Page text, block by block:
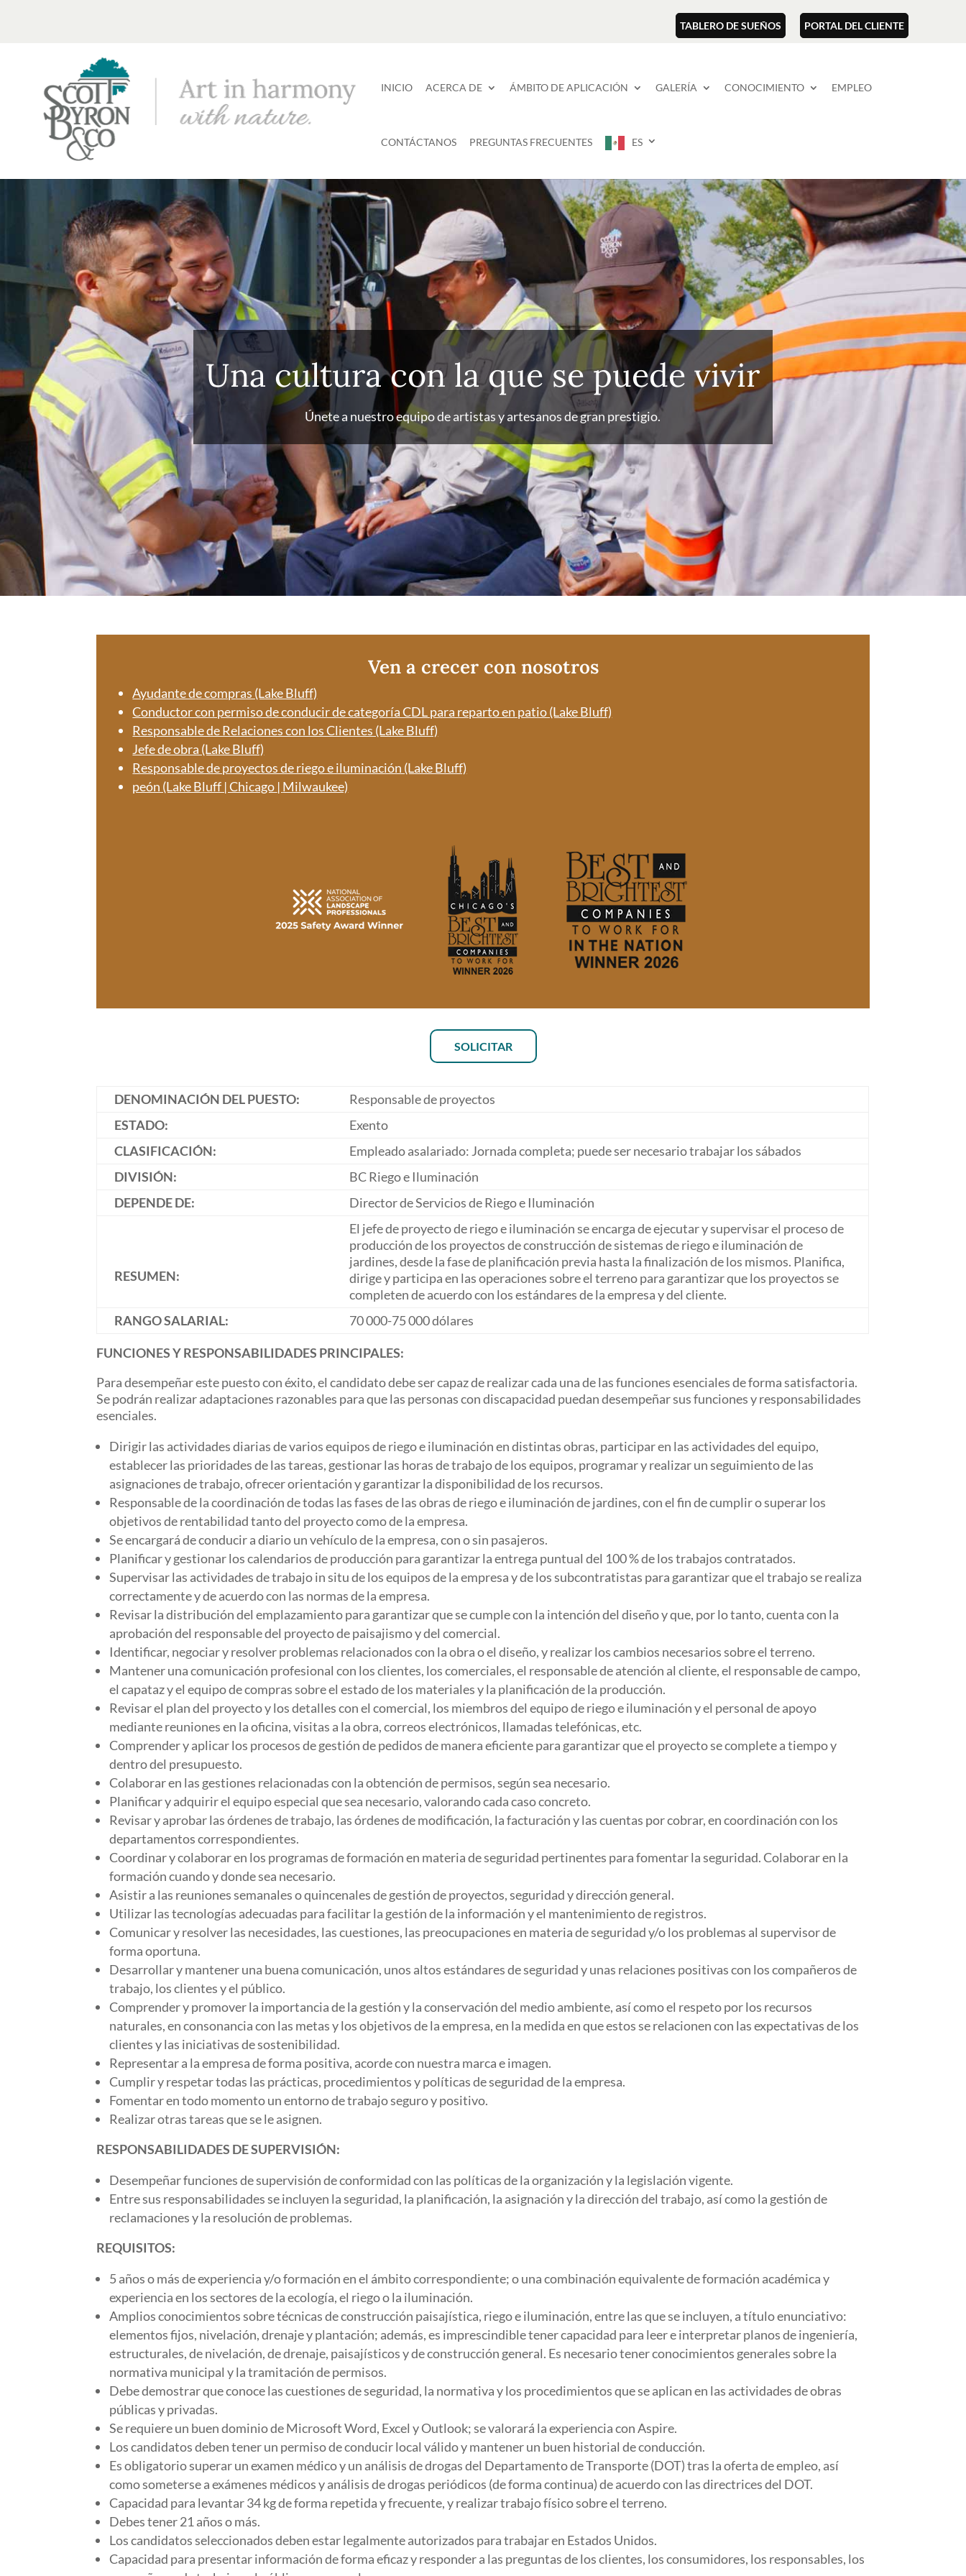
TABLERO DE SUEÑOS PORTAL DEL CLIENTE
INICIO ACERCA DE ÁMBITO DE APLICACIÓN GALERÍA CONOCIMIENTO EMPLEO
CONTÁCTANOS PREGUNTAS FRECUENTES ES
Una cultura con la que se puede vivir
Únete a nuestro equipo de artistas y artesanos de gran prestigio.
Ven a crecer con nosotros
Ayudante de compras (Lake Bluff)
Conductor con permiso de conducir de categoría CDL para reparto en patio (Lake Bluff)
Responsable de Relaciones con los Clientes (Lake Bluff)
Jefe de obra (Lake Bluff)
Responsable de proyectos de riego e iluminación (Lake Bluff)
peón (Lake Bluff | Chicago | Milwaukee)
SOLICITAR
DENOMINACIÓN DEL PUESTO:
Responsable de proyectos
ESTADO:
Exento
CLASIFICACIÓN:
Empleado asalariado: Jornada completa; puede ser necesario trabajar los sábados
DIVISIÓN:
BC Riego e Iluminación
DEPENDE DE:
Director de Servicios de Riego e Iluminación
RESUMEN:
El jefe de proyecto de riego e iluminación se encarga de ejecutar y supervisar el proceso de
producción de los proyectos de construcción de sistemas de riego e iluminación de
jardines, desde la fase de planificación previa hasta la finalización de los mismos. Planifica,
dirige y participa en las operaciones sobre el terreno para garantizar que los proyectos se
completen de acuerdo con los estándares de la empresa y del cliente.
RANGO SALARIAL:
70 000-75 000 dólares
FUNCIONES Y RESPONSABILIDADES PRINCIPALES:
Para desempeñar este puesto con éxito, el candidato debe ser capaz de realizar cada una de las funciones esenciales de forma satisfactoria.
Se podrán realizar adaptaciones razonables para que las personas con discapacidad puedan desempeñar sus funciones y responsabilidades
esenciales.
Dirigir las actividades diarias de varios equipos de riego e iluminación en distintas obras, participar en las actividades del equipo,
establecer las prioridades de las tareas, gestionar las horas de trabajo de los equipos, programar y realizar un seguimiento de las
asignaciones de trabajo, ofrecer orientación y garantizar la disponibilidad de los recursos.
Responsable de la coordinación de todas las fases de las obras de riego e iluminación de jardines, con el fin de cumplir o superar los
objetivos de rentabilidad tanto del proyecto como de la empresa.
Se encargará de conducir a diario un vehículo de la empresa, con o sin pasajeros.
Planificar y gestionar los calendarios de producción para garantizar la entrega puntual del 100 % de los trabajos contratados.
Supervisar las actividades de trabajo in situ de los equipos de la empresa y de los subcontratistas para garantizar que el trabajo se realiza
correctamente y de acuerdo con las normas de la empresa.
Revisar la distribución del emplazamiento para garantizar que se cumple con la intención del diseño y que, por lo tanto, cuenta con la
aprobación del responsable del proyecto de paisajismo y del comercial.
Identificar, negociar y resolver problemas relacionados con la obra o el diseño, y realizar los cambios necesarios sobre el terreno.
Mantener una comunicación profesional con los clientes, los comerciales, el responsable de atención al cliente, el responsable de campo,
el capataz y el equipo de compras sobre el estado de los materiales y la planificación de la producción.
Revisar el plan del proyecto y los detalles con el comercial, los miembros del equipo de riego e iluminación y el personal de apoyo
mediante reuniones en la oficina, visitas a la obra, correos electrónicos, llamadas telefónicas, etc.
Comprender y aplicar los procesos de gestión de pedidos de manera eficiente para garantizar que el proyecto se complete a tiempo y
dentro del presupuesto.
Colaborar en las gestiones relacionadas con la obtención de permisos, según sea necesario.
Planificar y adquirir el equipo especial que sea necesario, valorando cada caso concreto.
Revisar y aprobar las órdenes de trabajo, las órdenes de modificación, la facturación y las cuentas por cobrar, en coordinación con los
departamentos correspondientes.
Coordinar y colaborar en los programas de formación en materia de seguridad pertinentes para fomentar la seguridad. Colaborar en la
formación cuando y donde sea necesario.
Asistir a las reuniones semanales o quincenales de gestión de proyectos, seguridad y dirección general.
Utilizar las tecnologías adecuadas para facilitar la gestión de la información y el mantenimiento de registros.
Comunicar y resolver las necesidades, las cuestiones, las preocupaciones en materia de seguridad y/o los problemas al supervisor de
forma oportuna.
Desarrollar y mantener una buena comunicación, unos altos estándares de seguridad y unas relaciones positivas con los compañeros de
trabajo, los clientes y el público.
Comprender y promover la importancia de la gestión y la conservación del medio ambiente, así como el respeto por los recursos
naturales, en consonancia con las metas y los objetivos de la empresa, en la medida en que estos se relacionen con las expectativas de los
clientes y las iniciativas de sostenibilidad.
Representar a la empresa de forma positiva, acorde con nuestra marca e imagen.
Cumplir y respetar todas las prácticas, procedimientos y políticas de seguridad de la empresa.
Fomentar en todo momento un entorno de trabajo seguro y positivo.
Realizar otras tareas que se le asignen.
RESPONSABILIDADES DE SUPERVISIÓN:
Desempeñar funciones de supervisión de conformidad con las políticas de la organización y la legislación vigente.
Entre sus responsabilidades se incluyen la seguridad, la planificación, la asignación y la dirección del trabajo, así como la gestión de
reclamaciones y la resolución de problemas.
REQUISITOS:
5 años o más de experiencia y/o formación en el ámbito correspondiente; o una combinación equivalente de formación académica y
experiencia en los sectores de la ecología, el riego o la iluminación.
Amplios conocimientos sobre técnicas de construcción paisajística, riego e iluminación, entre las que se incluyen, a título enunciativo:
elementos fijos, nivelación, drenaje y plantación; además, es imprescindible tener capacidad para leer e interpretar planos de ingeniería,
estructurales, de nivelación, de drenaje, paisajísticos y de construcción general. Es necesario tener conocimientos generales sobre la
normativa municipal y la tramitación de permisos.
Debe demostrar que conoce las cuestiones de seguridad, la normativa y los procedimientos que se aplican en las actividades de obras
públicas y privadas.
Se requiere un buen dominio de Microsoft Word, Excel y Outlook; se valorará la experiencia con Aspire.
Los candidatos deben tener un permiso de conducir local válido y mantener un buen historial de conducción.
Es obligatorio superar un examen médico y un análisis de drogas del Departamento de Transporte (DOT) tras la oferta de empleo, así
como someterse a exámenes médicos y análisis de drogas periódicos (de forma continua) de acuerdo con las directrices del DOT.
Capacidad para levantar 34 kg de forma repetida y frecuente, y realizar trabajo físico sobre el terreno.
Debes tener 21 años o más.
Los candidatos seleccionados deben estar legalmente autorizados para trabajar en Estados Unidos.
Capacidad para presentar información de forma eficaz y responder a las preguntas de los clientes, los consumidores, los responsables, los